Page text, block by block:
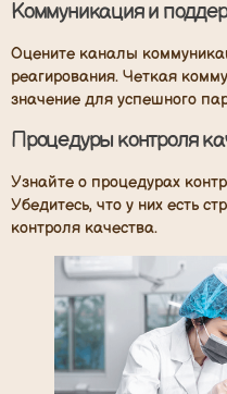
Коммуникация и
Оцените каналы
реагирования. Четкая
значение для успешного
Процедуры контроля
Узнайте о процедурах
Убедитесь, что у них есть
контроля качества.